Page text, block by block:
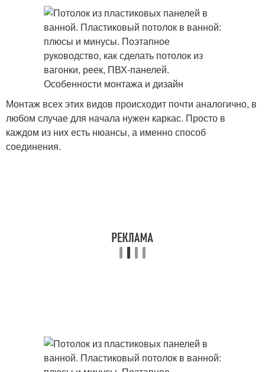
Монтаж всех этих видов происходит почти аналогично, в
любом случае для начала нужен каркас. Просто в
каждом из них есть нюансы, а именно способ
соединения.